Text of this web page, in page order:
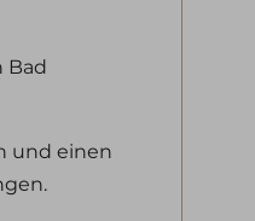
Bad
und einen